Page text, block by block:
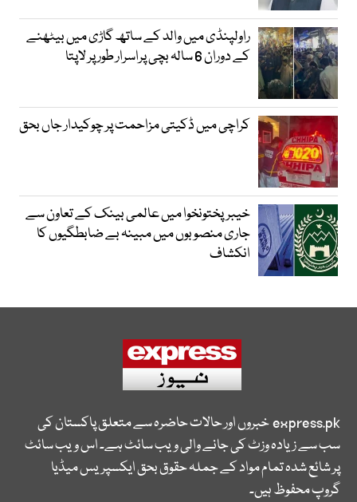
راولپنڈی میں والد کے ساتھ گاڑی میں بیٹھنے
کے دوران 6 سالہ بچی پراسرار طور پر لاپتا
کراچی میں ڈکیتی مزاحمت پر چوکیدار جاں بحق
خیبرپختونخوا میں عالمی بینک کے تعاون سے
جاری منصوبوں میں مبینہ بے ضابطگیوں کا
انکشاف
express.pkخبروں اور حالات حاضرہ سے متعلق پاکستان کی
سب سے زیادہ وزٹ کی جانے والی ویب سائٹ ہے۔ اس ویب سائٹ
پر شائع شدہ تمام مواد کے جملہ حقوق بحق ایکسپریس میڈیا
گروپ محفوظ ہیں۔